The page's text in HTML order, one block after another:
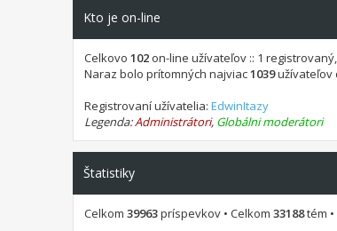
Kto je on-line
Celkovo 102 on-line užívateľov :: 1
Naraz bolo prítomných najviac1039užívateľov
Registrovaní užívatelia: EdwinItazy
Legenda:Administrátori, Globálni moderátori
Štatistiky
Celkom 39963príspevkov • Celkom 33188tém •